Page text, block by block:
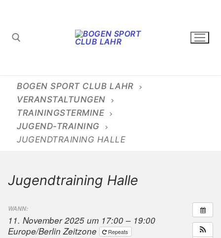
BOGEN SPORT CLUB LAHR
VERANSTALTUNGEN
TRAININGSTERMINE
JUGEND-TRAINING
JUGENDTRAINING HALLE
Jugendtraining Halle
WANN:
11. November 2025 um 17:00 – 19:00
Europe/Berlin Zeitzone
Repeats